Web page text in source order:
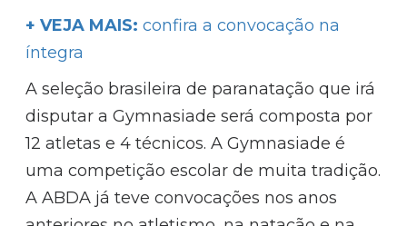
+ VEJA MAIS: confira a convocação na
íntegra
A seleção brasileira de paranatação que irá
disputar a Gymnasiade será composta por
12 atletas e 4 técnicos. A Gymnasiade é
uma competição escolar de muita tradição.
A ABDA já teve convocações nos anos